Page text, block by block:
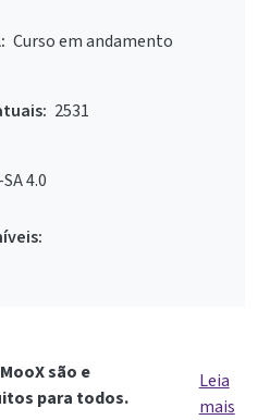
Curso em andamento
2531
4.0
são e
para todos.
Leia
mais